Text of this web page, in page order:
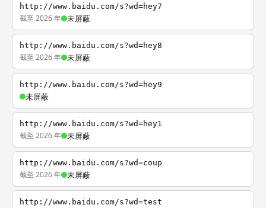
http://www.baidu.com/s?wd=hey7
截至 2026 年 未屏蔽
http://www.baidu.com/s?wd=hey8
截至 2026 年 未屏蔽
http://www.baidu.com/s?wd=hey9
未屏蔽
http://www.baidu.com/s?wd=hey1
截至 2026 年 未屏蔽
http://www.baidu.com/s?wd=coup
截至 2026 年 未屏蔽
http://www.baidu.com/s?wd=test